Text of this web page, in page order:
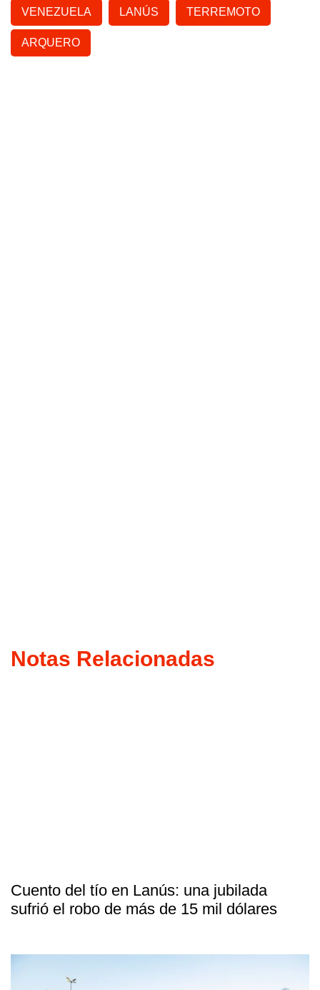
VENEZUELA LANÚS TERREMOTO
ARQUERO
Notas Relacionadas
Cuento del tío en Lanús: una jubilada
sufrió el robo de más de 15 mil dólares